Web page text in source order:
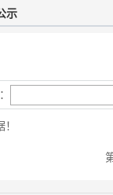
示